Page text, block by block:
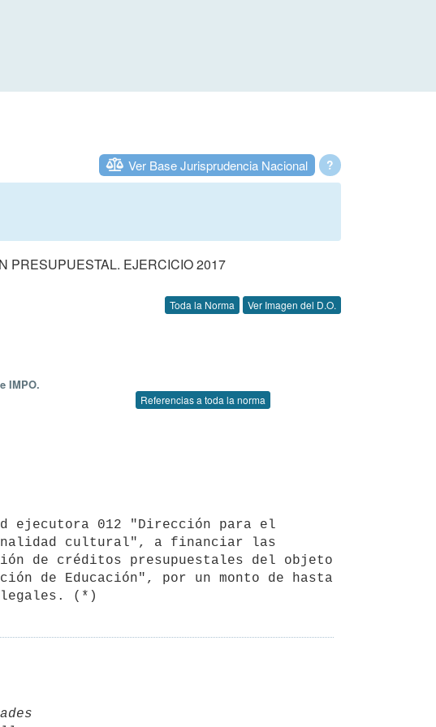
?
Ver Base Jurisprudencia Nacional
PRESUPUESTAL. EJERCICIO 2017
Toda la Norma Ver Imagen del D.O.
IMPO.
Referencias a toda la norma
cultural", a financiar las
de créditos presupuestales del objeto
de Educación", por un monto de hasta